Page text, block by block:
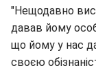
"Нещодавно
давав йому
що йому у нас
своєю